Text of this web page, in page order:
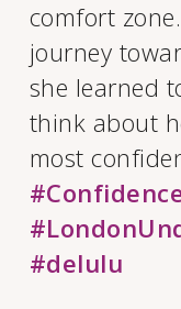
comfort
journey
she learned
think about
most
#delulu